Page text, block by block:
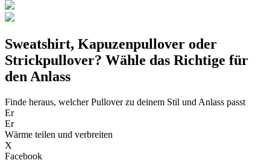
Sweatshirt, Kapuzenpullover oder
Strickpullover? Wähle das Richtige für
den Anlass
Finde heraus, welcher Pullover zu deinem Stil und Anlass passt
Er
Er
Wärme teilen und verbreiten
X
Facebook